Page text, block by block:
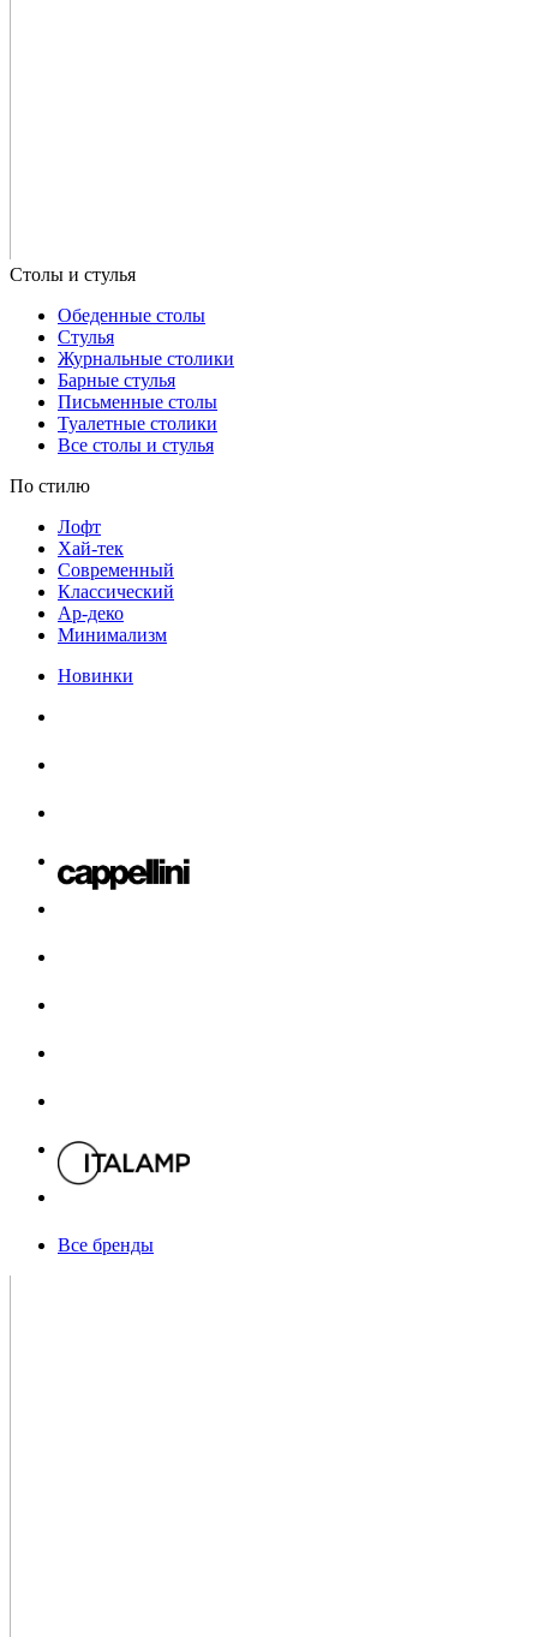
Обеденные столы
Стулья
Журнальные столики
Барные стулья
Письменные столы
Туалетные столики